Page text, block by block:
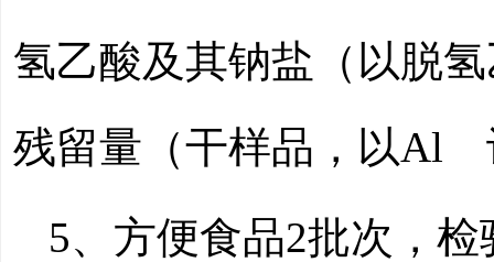
氢乙酸及其钠盐（以脱
残留量（干样品，以Al
5、方便食品2批次，检